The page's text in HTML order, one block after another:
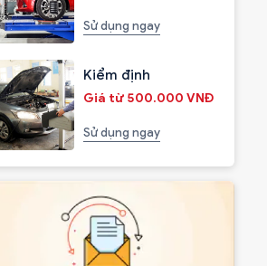
Sử dụng ngay
Kiểm định
Giá từ 500.000 VNĐ
Sử dụng ngay